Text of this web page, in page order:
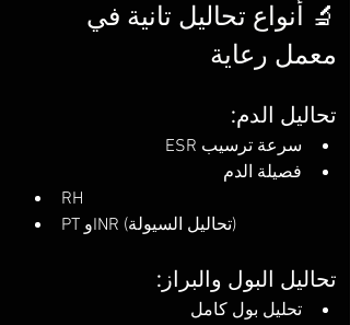
🔬 أنواع تحاليل تانية في
معمل رعاية
تحاليل الدم:
سرعة ترسيب ESR
فصيلة الدم
RH
PT وINR (تحاليل السيولة)
تحاليل البول والبراز:
تحليل بول كامل